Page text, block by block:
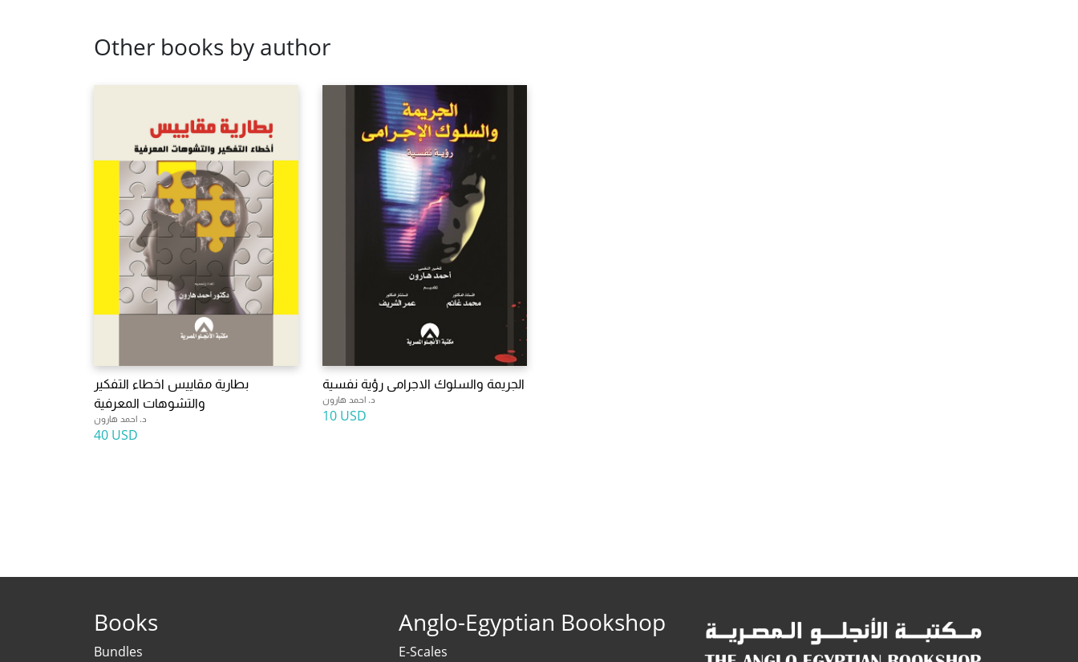
Other books by author
بطارية مقاييس اخطاء التفكير
والتشوهات المعرفية
د. احمد هارون
40 USD
الجريمة والسلوك الاجرامى رؤية نفسية
د. احمد هارون
10 USD
Books
Bundles
Anglo-Egyptian Bookshop
E-Scales